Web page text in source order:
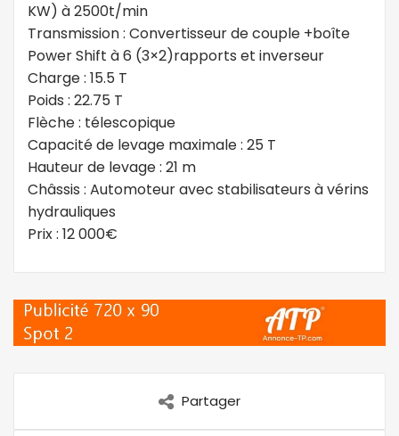
KW) à 2500t/min
Transmission : Convertisseur de couple +boîte
Power Shift à 6 (3×2)rapports et inverseur
Charge : 15.5 T
Poids : 22.75 T
Flèche : télescopique
Capacité de levage maximale : 25 T
Hauteur de levage : 21 m
Châssis : Automoteur avec stabilisateurs à vérins
hydrauliques
Prix : 12 000€
Partager